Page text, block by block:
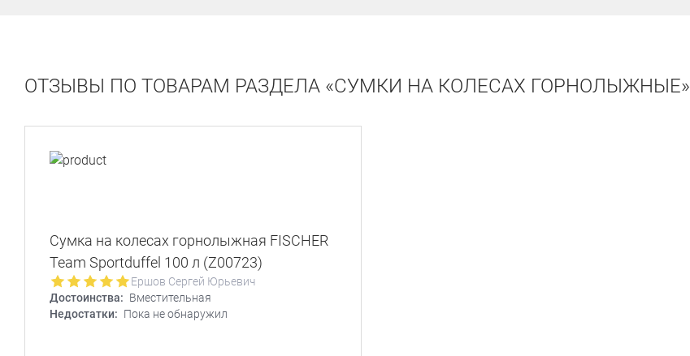
ОТЗЫВЫ ПО ТОВАРАМ РАЗДЕЛА «СУМКИ НА КОЛЕСАХ ГОРНОЛЫЖНЫЕ»
Сумка на колесах горнолыжная FISCHER
Team Sportduffel 100 л (Z00723)
Ершов Сергей Юрьевич
Достоинства: Вместительная
Недостатки: Пока не обнаружил